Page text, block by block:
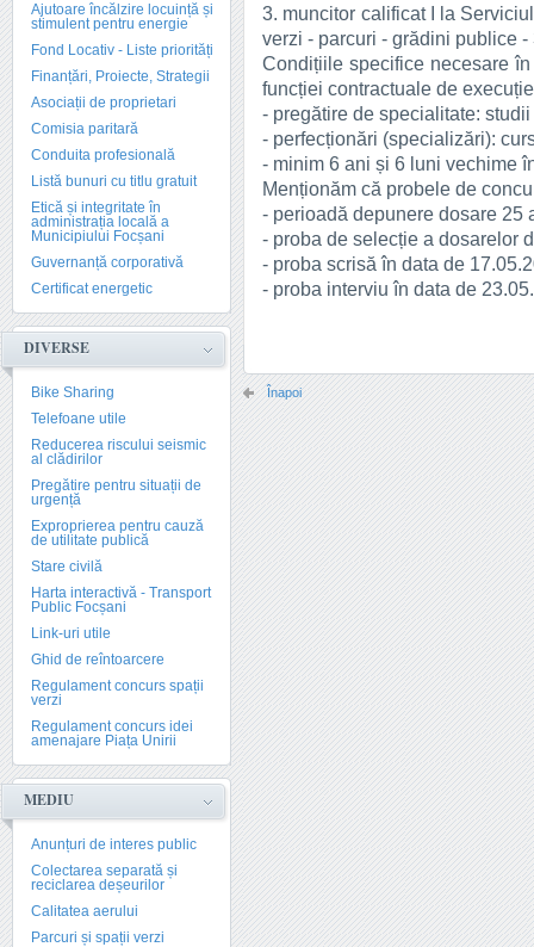
Ajutoare încălzire locuință și
stimulent pentru energie
Fond Locativ - Liste priorități
Finanțări, Proiecte, Strategii
Asociații de proprietari
Comisia paritară
Conduita profesională
Listă bunuri cu titlu gratuit
Etică și integritate în
administrația locală a
Municipiului Focșani
Guvernanță corporativă
Certificat energetic
DIVERSE
Bike Sharing
Telefoane utile
Reducerea riscului seismic
al clădirilor
Pregătire pentru situații de
urgență
Exproprierea pentru cauză
de utilitate publică
Stare civilă
Harta interactivă - Transport
Public Focșani
Link-uri utile
Ghid de reîntoarcere
Regulament concurs spații
verzi
Regulament concurs idei
amenajare Piața Unirii
MEDIU
Anunțuri de interes public
Colectarea separată și
reciclarea deșeurilor
Calitatea aerului
Parcuri și spații verzi
3. muncitor calificat I la
verzi - parcuri - grădini publice -
Condițiile specifice necesare
funcției contractuale de
- pregătire de specialitate:
- perfecționări (specializări):
- minim 6 ani și 6 luni vechime
Menționăm că probele de
- perioadă depunere dosare 25
- proba de selecție a dosarelor
- proba scrisă în data de
- proba interviu în data de
Înapoi